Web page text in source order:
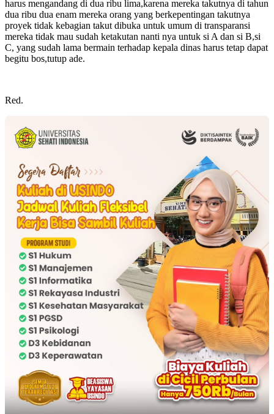
harus mengandang di dua ribu lima,karena mereka takutnya di tahun
dua ribu dua enam mereka orang yang berkepentingan takutnya
proyek tidak kebagian takut dibuka untuk umum di transparansi
mereka tidak mau sudah ketakutan nanti nya untuk si A dan si B,si
C, yang sudah lama bermain terhadap kepala dinas harus tetap dapat
begitu bos,tutup ade.
Red.